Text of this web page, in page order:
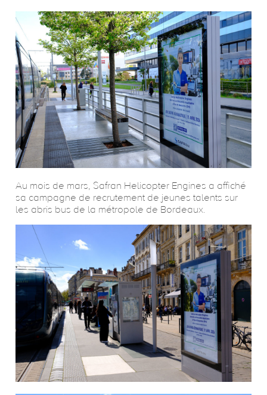
CONTACT
ENGLISH
Au mois de mars, Safran Helicopter Engines a affiché
sa campagne de recrutement de jeunes talents sur
les abris bus de la métropole de Bordeaux.